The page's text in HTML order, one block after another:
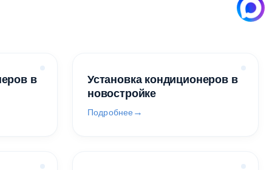
в
Установка кондиционеров в
новостройке
Подробнее